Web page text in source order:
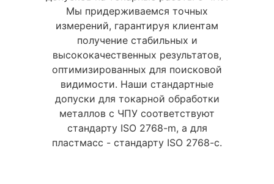
Мы придерживаемся точных
измерений, гарантируя клиентам
получение стабильных и
высококачественных результатов,
оптимизированных для поисковой
видимости. Наши стандартные
допуски для токарной обработки
металлов с ЧПУ соответствуют
стандарту ISO 2768-m, а для
пластмасс - стандарту ISO 2768-c.